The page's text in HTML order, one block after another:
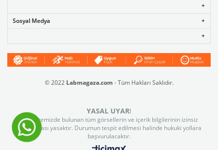
Sosyal Medya
© 2022 Labmagaza.com - Tüm Hakları Saklıdır.
YASAL UYARI
Web sitemizde bulunan tüm görsellerin ve içerik bilgilerinin izinsiz
kullanılması yasaktır. Durumun tespit edilmesi halinde hukuki yollara
başvurulacaktır.